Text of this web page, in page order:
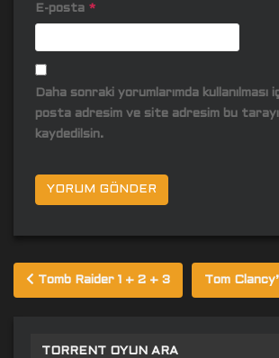
E-posta *
Daha sonraki yorumlarımda kullanılması
posta adresim ve site adresim bu
kaydedilsin.
Yazı
gezinmesi
Tomb Raider 1 + 2 + 3 Tom
TORRENT OYUN ARA